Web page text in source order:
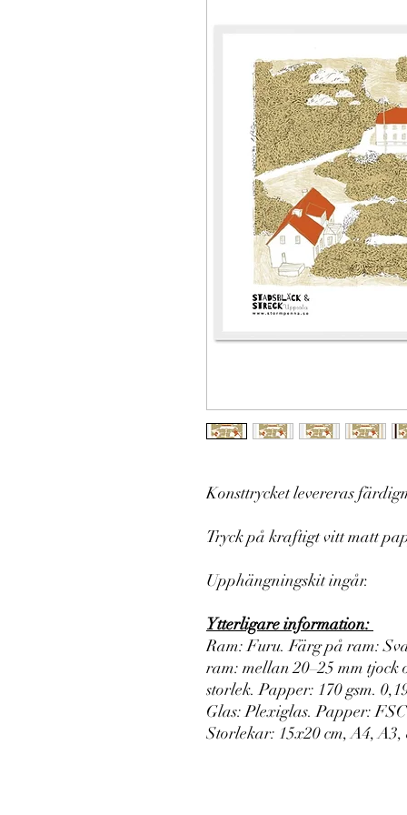
Konsttrycket levereras
Tryck på kraftigt vitt matt
Upphängningskit ingår.
Ytterligare information:
Ram: Furu. Färg på ram:
ram: mellan 20–25 mm tjock
storlek. Papper: 170 gsm.
Glas: Plexiglas. Papper:
Storlekar: 15x20 cm, A4,